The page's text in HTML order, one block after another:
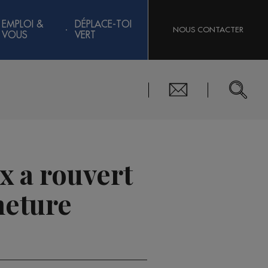
EMPLOI &
VOUS
DÉPLACE-TOI
VERT
NOUS CONTACTER
a rouvert